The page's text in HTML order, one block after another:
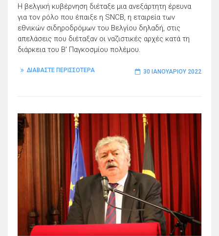
Η βελγική κυβέρνηση διέταξε μια ανεξάρτητη έρευνα
για τον ρόλο που έπαιξε η SNCB, η εταιρεία των
εθνικών σιδηροδρόμων του Βελγίου δηλαδή, στις
απελάσεις που διέταξαν οι ναζιστικές αρχές κατά τη
διάρκεια του Β' Παγκοσμίου πολέμου.
ΔΙΑΒΑΣΤΕ ΠΕΡΙΣΣΟΤΕΡΑ 30 ΙΑΝΟΥΑΡΊΟΥ 2022